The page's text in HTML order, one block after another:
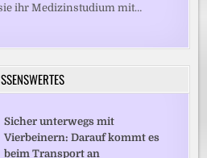
ihr Medizinstudium mit…
Sicher unterwegs mit
Vierbeinern: Darauf kommt es
beim Transport an